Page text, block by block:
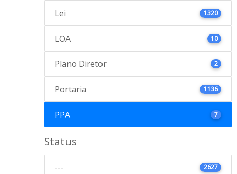
Lei 1320
LOA 10
Plano Diretor 2
Portaria 1136
PPA 7
Status
--- 2627